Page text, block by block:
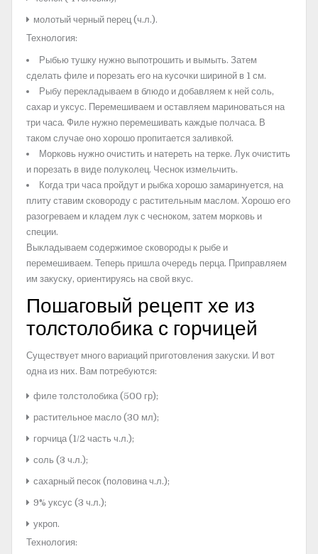
молотый черный перец (ч.л.).
Технология:
Рыбью тушку нужно выпотрошить и вымыть. Затем
сделать филе и порезать его на кусочки шириной в 1 см.
Рыбу перекладываем в блюдо и добавляем к ней соль,
сахар и уксус. Перемешиваем и оставляем мариноваться на
три часа. Филе нужно перемешивать каждые полчаса. В
таком случае оно хорошо пропитается заливкой.
Морковь нужно очистить и натереть на терке. Лук очистить
и порезать в виде полуколец. Чеснок измельчить.
Когда три часа пройдут и рыбка хорошо замаринуется, на
плиту ставим сковороду с растительным маслом. Хорошо его
разогреваем и кладем лук с чесноком, затем морковь и
специи.
Выкладываем содержимое сковороды к рыбе и
перемешиваем. Теперь пришла очередь перца. Приправляем
им закуску, ориентируясь на свой вкус.
Пошаговый рецепт хе из
толстолобика с горчицей
Существует много вариаций приготовления закуски. И вот
одна из них. Вам потребуются:
филе толстолобика (500 гр);
растительное масло (30 мл);
горчица (1/2 часть ч.л.);
соль (3 ч.л.);
сахарный песок (половина ч.л.);
9% уксус (3 ч.л.);
укроп.
Технология: